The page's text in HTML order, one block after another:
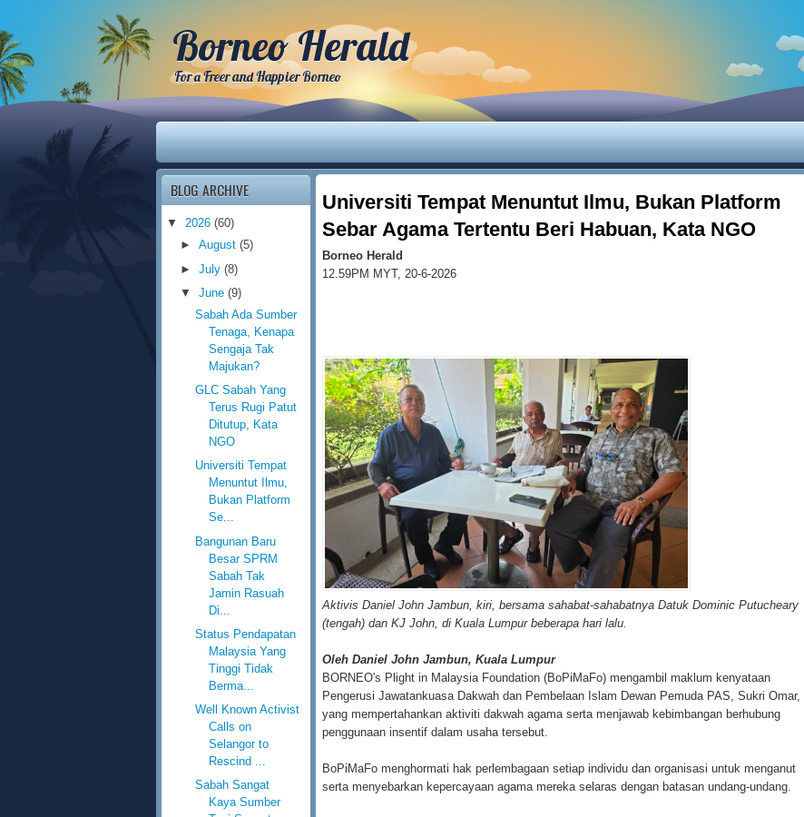
Borneo Herald
For a Freer and Happier Borneo
Universiti Tempat Menuntut Ilmu, Bukan Platform
Sebar Agama Tertentu Beri Habuan, Kata NGO
Borneo Herald
12.59PM MYT, 20-6-2026
Aktivis Daniel John Jambun, kiri, bersama sahabat-sahabatnya Datuk Dominic Putucheary
(tengah) dan KJ John, di Kuala Lumpur beberapa hari lalu.
Oleh Daniel John Jambun, Kuala Lumpur
BORNEO's Plight in Malaysia Foundation (BoPiMaFo) mengambil maklum kenyataan
Pengerusi Jawatankuasa Dakwah dan Pembelaan Islam Dewan Pemuda PAS, Sukri Omar,
yang mempertahankan aktiviti dakwah agama serta menjawab kebimbangan berhubung
penggunaan insentif dalam usaha tersebut.
BoPiMaFo menghormati hak perlembagaan setiap individu dan organisasi untuk menganut
serta menyebarkan kepercayaan agama mereka selaras dengan batasan undang-undang.
BLOG ARCHIVE
▼ 2026 (60)
►August(5)
►July(8)
▼June(9)
Sabah Ada Sumber
Tenaga, Kenapa
Sengaja Tak
Majukan?
GLC Sabah Yang
Terus Rugi Patut
Ditutup, Kata
NGO
Universiti Tempat
Menuntut Ilmu,
Bukan Platform
Se...
Bangunan Baru
Besar SPRM
Sabah Tak
Jamin Rasuah
Di...
Status Pendapatan
Malaysia Yang
Tinggi Tidak
Berma...
Well Known Activist
Calls on
Selangor to
Rescind ...
Sabah Sangat
Kaya Sumber